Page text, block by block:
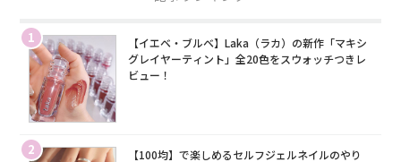
1
【イエベ・ブルベ】Laka（ラカ）の新作「マキシ
グレイヤーティント」全20色をスウォッチつきレ
ビュー！
2
【100均】で楽しめるセルフジェルネイルのやり